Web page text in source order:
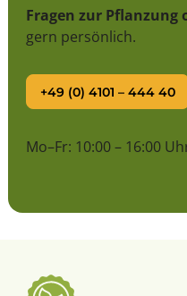
Fragen zur Pflanzung
gern persönlich.
+49 (0) 4101 – 444 40
Mo–Fr: 10:00 – 16:00